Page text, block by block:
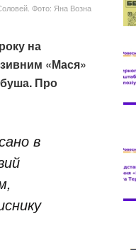
Фото: Яна Возна
на
«Мася»
Про
в